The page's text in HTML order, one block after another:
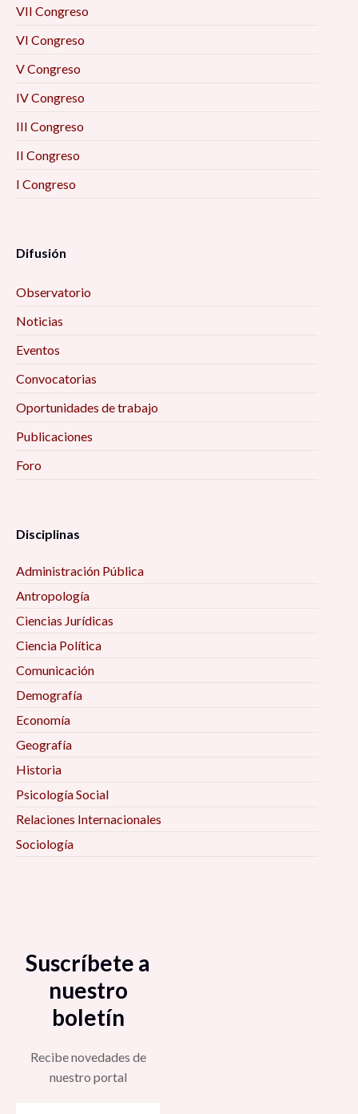
VII Congreso
VI Congreso
V Congreso
IV Congreso
III Congreso
II Congreso
I Congreso
Difusión
Observatorio
Noticias
Eventos
Convocatorias
Oportunidades de trabajo
Publicaciones
Foro
Disciplinas
Administración Pública
Antropología
Ciencias Jurídicas
Ciencia Política
Comunicación
Demografía
Economía
Geografía
Historia
Psicología Social
Relaciones Internacionales
Sociología
Suscríbete a
nuestro
boletín
Recibe novedades de
nuestro portal